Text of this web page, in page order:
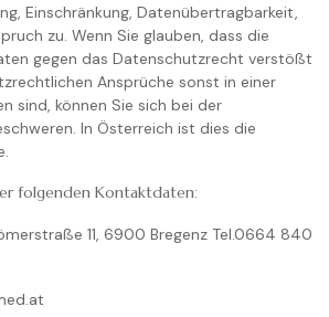
Einschränkung, Datenübertragbarkeit,
zu. Wenn Sie glauben, dass die
gegen das Datenschutzrecht verstößt
Ansprüche sonst in einer
sind, können Sie sich bei der
In Österreich ist dies die
folgenden Kontaktdaten:
11, 6900 Bregenz Tel.0664 840